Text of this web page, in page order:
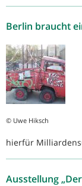
Berlin braucht
© Uwe Hiksch
hierfür
Ausstellung